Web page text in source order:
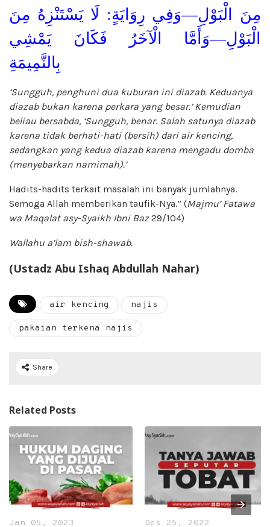
مِنَ الْبَوْلِ—وَفِي رِوَايَةٍ: لَا يَسْتَنْزِهُ مِنَ
الْبَوْلِ—وَأَمَّا الْآخَرُ فَكَانَ يَمْشِي
بِالنَّمِيمَةِ
‘Sungguh, penghuni dua kuburan ini diazab. Keduanya
diazab bukan karena perkara yang besar.’ Kemudian
beliau bersabda, ‘Sungguh, benar. Salah satunya diazab
karena tidak berhati-hati (bersih) dari air kencing,
sedangkan yang kedua diazab karena mengadu domba
(menyebarkan namimah).’
Hadits-hadits terkait masalah ini banyak jumlahnya.
Semoga Allah memberikan taufik-Nya.” (Majmu’ Fatawa
wa Maqalat asy-Syaikh Ibni Baz29/104)
Wallahu a’lam bish-shawab.
(Ustadz Abu Ishaq Abdullah Nahar)
air kencing najis
pakaian terkena najis
Share
Related Posts
Jan 05, 2023 Des 25, 2022